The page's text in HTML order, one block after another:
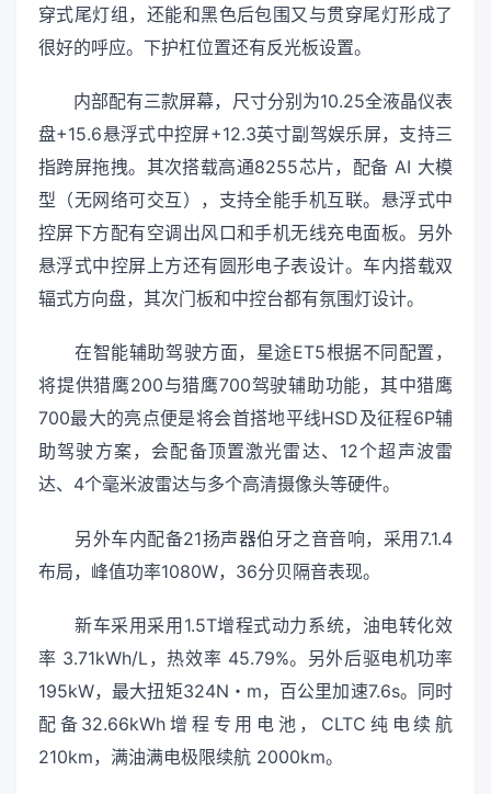
穿式尾灯组，还能和黑色后包围又与贯穿尾灯形成了
很好的呼应。下护杠位置还有反光板设置。
内部配有三款屏幕，尺寸分别为10.25全液晶仪表
盘+15.6悬浮式中控屏+12.3英寸副驾娱乐屏，支持三
指跨屏拖拽。其次搭载高通8255芯片，配备 AI 大模
型（无网络可交互），支持全能手机互联。悬浮式中
控屏下方配有空调出风口和手机无线充电面板。另外
悬浮式中控屏上方还有圆形电子表设计。车内搭载双
辐式方向盘，其次门板和中控台都有氛围灯设计。
在智能辅助驾驶方面，星途ET5根据不同配置，
将提供猎鹰200与猎鹰700驾驶辅助功能，其中猎鹰
700最大的亮点便是将会首搭地平线HSD及征程6P辅
助驾驶方案，会配备顶置激光雷达、12个超声波雷
达、4个毫米波雷达与多个高清摄像头等硬件。
另外车内配备21扬声器伯牙之音音响，采用7.1.4
布局，峰值功率1080W，36分贝隔音表现。
新车采用采用1.5T增程式动力系统，油电转化效
率 3.71kWh/L，热效率 45.79%。另外后驱电机功率
195kW，最大扭矩324N・m，百公里加速7.6s。同时
配备32.66kWh增程专用电池，CLTC纯电续航
210km，满油满电极限续航 2000km。